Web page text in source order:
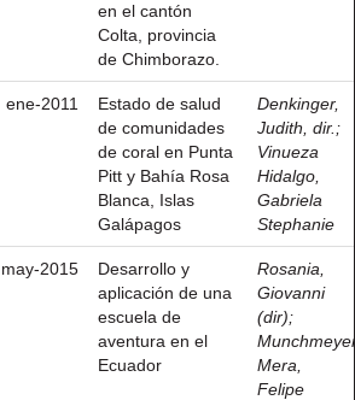
en el cantón
Colta, provincia
de Chimborazo.
ene-2011
Estado de salud
de comunidades
de coral en Punta
Pitt y Bahía Rosa
Blanca, Islas
Galápagos
Denkinger,
Judith, dir. ;
Vinueza
Hidalgo,
Gabriela
Stephanie
may-2015
Desarrollo y
aplicación de una
escuela de
aventura en el
Ecuador
Rosania,
Giovanni
(dir);
Mera,
Felipe